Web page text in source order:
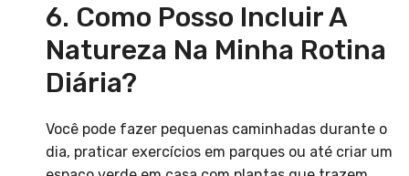
6. Como Posso Incluir A
Natureza Na Minha Rotina
Diária?
Você pode fazer pequenas caminhadas durante o
dia, praticar exercícios em parques ou até criar um